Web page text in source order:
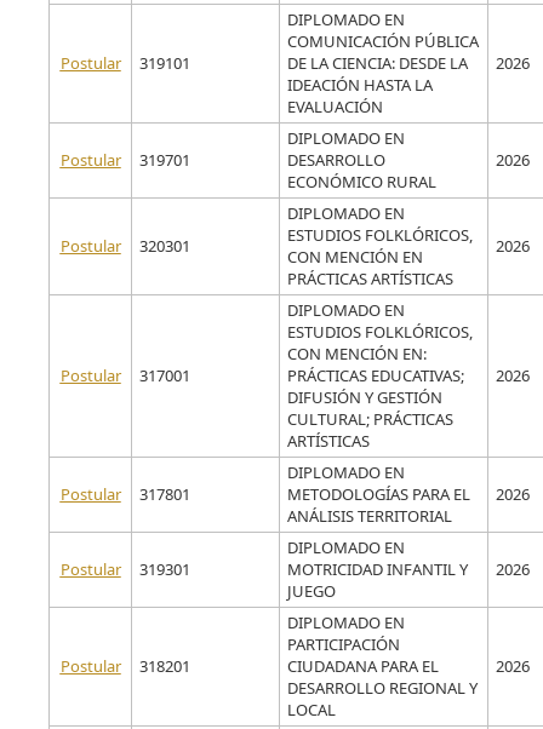
Postular 319101
DIPLOMADO EN
COMUNICACIÓN PÚBLICA
DE LA CIENCIA: DESDE LA
IDEACIÓN HASTA LA
EVALUACIÓN
2026
Postular 319701
DIPLOMADO EN
DESARROLLO
ECONÓMICO RURAL
2026
Postular 320301
DIPLOMADO EN
ESTUDIOS FOLKLÓRICOS,
CON MENCIÓN EN
PRÁCTICAS ARTÍSTICAS
2026
Postular 317001
DIPLOMADO EN
ESTUDIOS FOLKLÓRICOS,
CON MENCIÓN EN:
PRÁCTICAS EDUCATIVAS;
DIFUSIÓN Y GESTIÓN
CULTURAL; PRÁCTICAS
ARTÍSTICAS
2026
Postular 317801
DIPLOMADO EN
METODOLOGÍAS PARA EL
ANÁLISIS TERRITORIAL
2026
Postular 319301
DIPLOMADO EN
MOTRICIDAD INFANTIL Y
JUEGO
2026
Postular 318201
DIPLOMADO EN
PARTICIPACIÓN
CIUDADANA PARA EL
DESARROLLO REGIONAL Y
LOCAL
2026